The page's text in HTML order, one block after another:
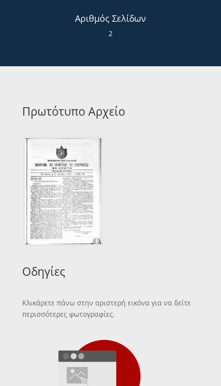
Αριθμός Σελίδων
2
Πρωτότυπο Αρχείο
Οδηγίες
Κλικάρετε πάνω στην αριστερή εικόνα για να δείτε
περισσότερες φωτογραφίες.